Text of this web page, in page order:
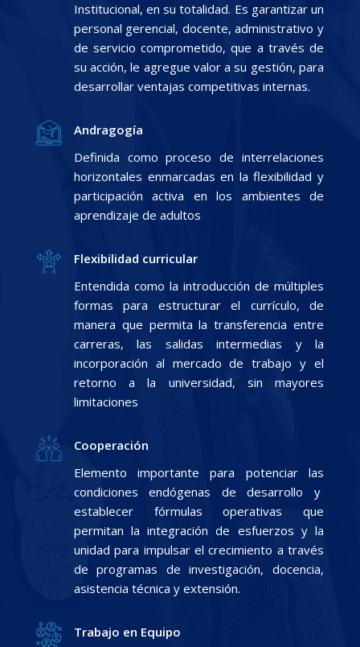
Institucional, en su totalidad. Es garantizar un
personal gerencial, docente, administrativo y
de servicio comprometido, que a través de
su acción, le agregue valor a su gestión, para
desarrollar ventajas competitivas internas.
Andragogía
Definida como proceso de interrelaciones
horizontales enmarcadas en la flexibilidad y
participación activa en los ambientes de
aprendizaje de adultos
Flexibilidad curricular
Entendida como la introducción de múltiples
formas para estructurar el currículo, de
manera que permita la transferencia entre
carreras, las salidas intermedias y la
incorporación al mercado de trabajo y el
retorno a la universidad, sin mayores
limitaciones
Cooperación
Elemento importante para potenciar las
condiciones endógenas de desarrollo y
establecer fórmulas operativas que
permitan la integración de esfuerzos y la
unidad para impulsar el crecimiento a través
de programas de investigación, docencia,
asistencia técnica y extensión.
Trabajo en Equipo